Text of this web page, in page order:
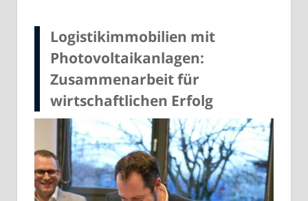
Logistikimmobilien mit
Photovoltaikanlagen:
Zusammenarbeit für
wirtschaftlichen Erfolg